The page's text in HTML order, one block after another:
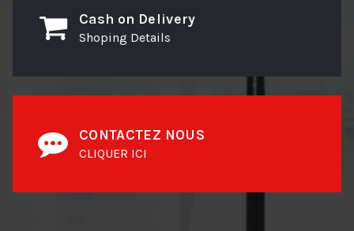
Cash on Delivery
Shoping Details
CONTACTEZ NOUS
CLIQUER ICI